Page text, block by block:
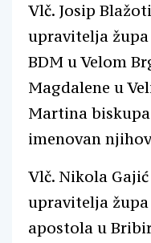
Vlč. Josip
upravitelja župa
BDM u Velom
Magdalene u
Martina
imenovan
Vlč. Nikola
upravitelja župa
apostola u